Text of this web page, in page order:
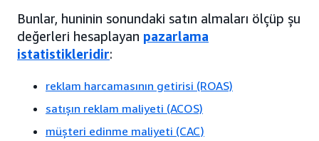
Bunlar, huninin sonundaki satın almaları ölçüp şu
değerleri hesaplayan pazarlama
istatistikleridir:
reklam harcamasının getirisi (ROAS)
satışın reklam maliyeti (ACOS)
müşteri edinme maliyeti (CAC)